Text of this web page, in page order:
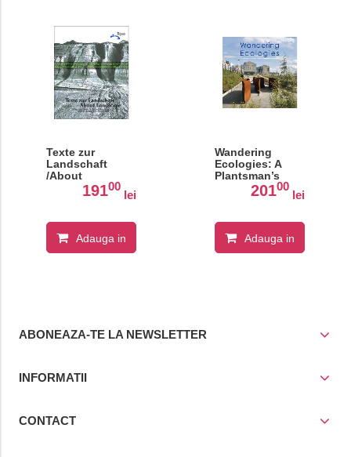
Texte zur
Landschaft
/About
Landscape
19100
lei
Adauga in
Wandering
Ecologies: A
Plantsman’s
Journey20100
lei
Adauga in
ABONEAZA-TE LA NEWSLETTER
INFORMATII
CONTACT